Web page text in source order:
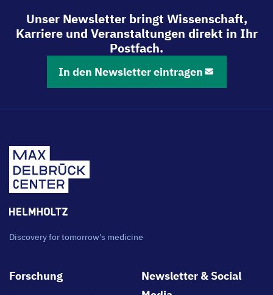
Unser Newsletter bringt Wissenschaft,
Karriere und Veranstaltungen direkt in Ihr
Postfach.
In den Newsletter eintragen
Discovery for tomorrow's medicine
Footer
Forschung
Newsletter & Social